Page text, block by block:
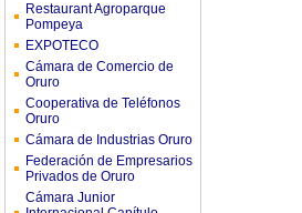
Restaurant Agroparque
Pompeya
EXPOTECO
Cámara de Comercio de
Oruro
Cooperativa de Teléfonos
Oruro
Cámara de Industrias Oruro
Federación de Empresarios
Privados de Oruro
Cámara Junior